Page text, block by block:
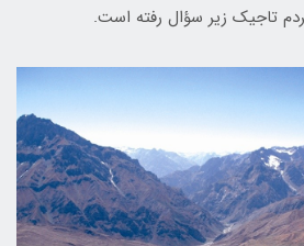
تاجيك زير سؤال رفته است.